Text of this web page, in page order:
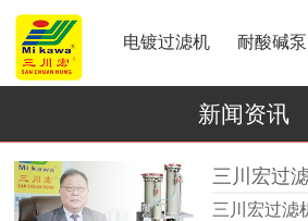
电镀过滤机 耐酸碱泵
新闻资讯
三川宏过